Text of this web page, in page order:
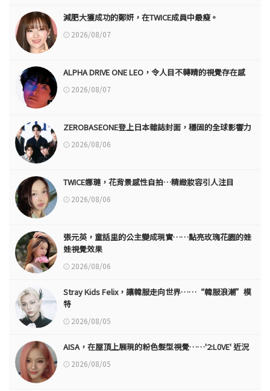
減肥大獲成功的鄭妍，在TWICE成員中最瘦。
2026/08/07
ALPHA DRIVE ONE LEO，令人目不轉睛的視覺存在感
2026/08/07
ZEROBASEONE登上日本雜誌封面，穩固的全球影響力
2026/08/06
TWICE娜璉，花背景感性自拍…精緻妝容引人注目
2026/08/06
張元英，童話里的公主變成現實……點亮玫瑰花園的娃
娃視覺效果
2026/08/06
Stray Kids Felix，讓韓服走向世界……“韓服浪潮”模
特
2026/08/05
AISA，在屋頂上展現的粉色髮型視覺……'2:L0VE' 近況
2026/08/05